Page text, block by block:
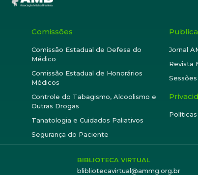
Comissões
Comissão Estadual de Defesa do
Médico
Comissão Estadual de Honorários
Médicos
Controle do Tabagismo, Alcoolismo e
Outras Drogas
Tanatologia e Cuidados Paliativos
Segurança do Paciente
Jornal
Revista
BIBLIOTECA VIRTUAL
blibliotecavirtual@ammg.org.br